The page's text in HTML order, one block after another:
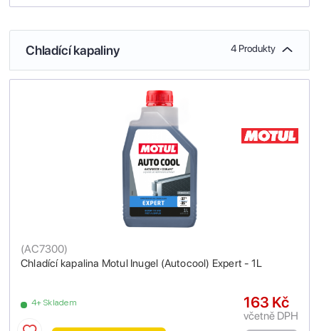
Chladící kapaliny 4 Produkty
Chladící kapalina Motul Inugel (Autocool) Expert - 1L
(AC7300)
4+ Skladem 163 Kč
včetně DPH